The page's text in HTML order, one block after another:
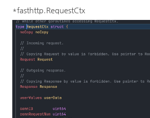
*fasthttp.RequestCtx